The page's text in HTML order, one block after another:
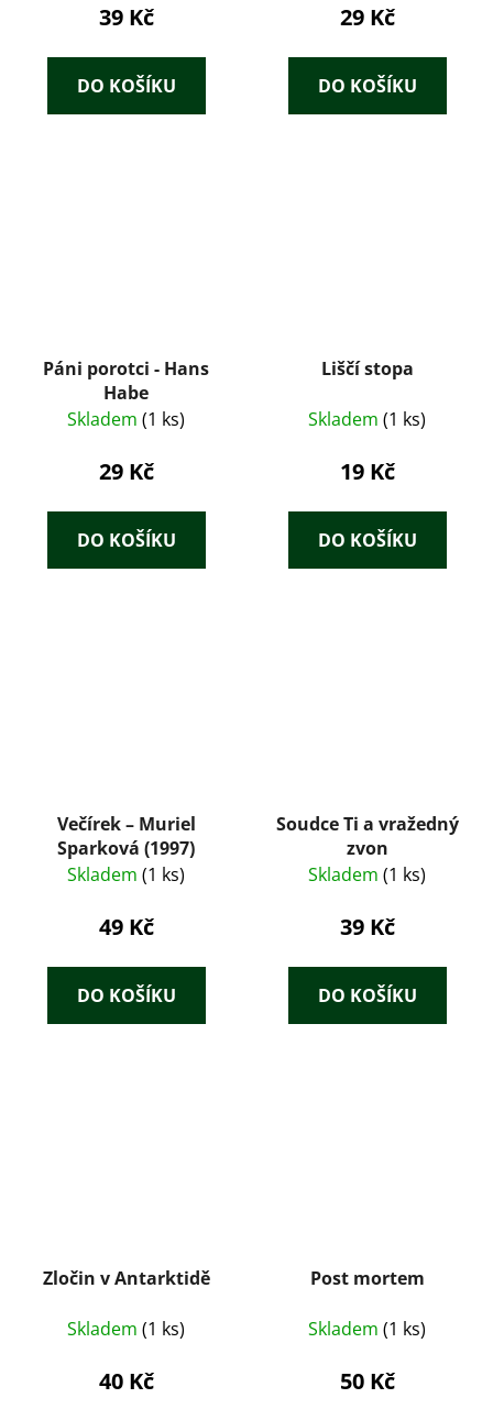
39 Kč
DO KOŠÍKU
29 Kč
DO KOŠÍKU
Páni porotci - Hans
Habe
Skladem (1 ks)
29 Kč
DO KOŠÍKU
Liščí stopa
Skladem (1 ks)
19 Kč
DO KOŠÍKU
Večírek – Muriel
Sparková (1997)
Skladem (1 ks)
49 Kč
DO KOŠÍKU
Soudce Ti a vražedný
zvon
Skladem (1 ks)
39 Kč
DO KOŠÍKU
Zločin v Antarktidě
Skladem (1 ks)
40 Kč
Post mortem
Skladem (1 ks)
50 Kč